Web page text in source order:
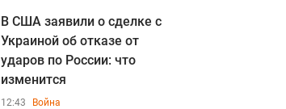
В США заявили о сделке с
Украиной об отказе от
ударов по России: что
изменится
12:43 Война